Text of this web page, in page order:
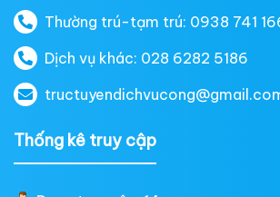
Thường trú-tạm trú: 0938 741
Dịch vụ khác: 028 6282 5186
Thống kê truy cập